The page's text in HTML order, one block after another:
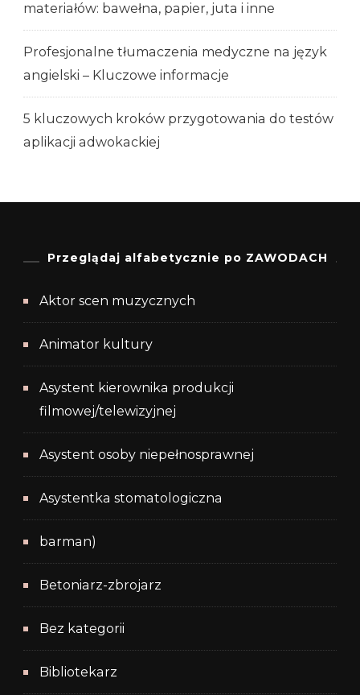
materiałów: bawełna, papier, juta i inne
Profesjonalne tłumaczenia medyczne na język
angielski – Kluczowe informacje
5 kluczowych kroków przygotowania do testów
aplikacji adwokackiej
Przeglądaj alfabetycznie po ZAWODACH
Aktor scen muzycznych
Animator kultury
Asystent kierownika produkcji
filmowej/telewizyjnej
Asystent osoby niepełnosprawnej
Asystentka stomatologiczna
barman)
Betoniarz-zbrojarz
Bez kategorii
Bibliotekarz